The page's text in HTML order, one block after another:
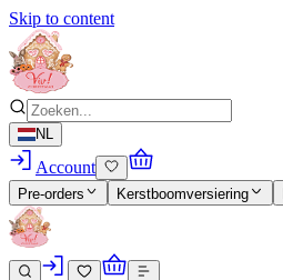
Skip to content
NL
Account
Pre-orders Kerstboomversiering